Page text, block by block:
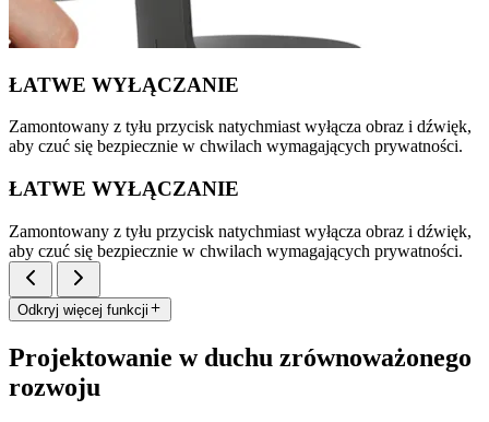
ŁATWE WYŁĄCZANIE
Zamontowany z tyłu przycisk natychmiast wyłącza obraz i dźwięk,
aby czuć się bezpiecznie w chwilach wymagających prywatności.
ŁATWE WYŁĄCZANIE
Zamontowany z tyłu przycisk natychmiast wyłącza obraz i dźwięk,
aby czuć się bezpiecznie w chwilach wymagających prywatności.
Odkryj więcej funkcji
Projektowanie w duchu zrównoważonego
rozwoju